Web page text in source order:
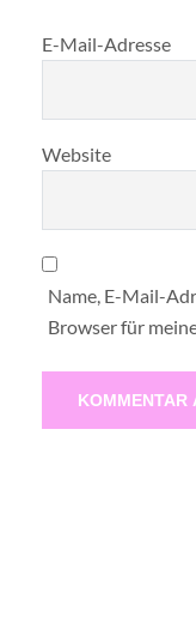
E-Mail-Adresse
Website
Name, E-Mail-
Browser für